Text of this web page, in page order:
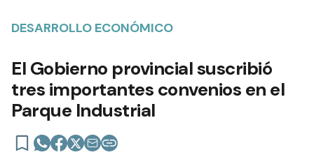
DESARROLLO ECONÓMICO
El Gobierno provincial suscribió
tres importantes convenios en el
Parque Industrial